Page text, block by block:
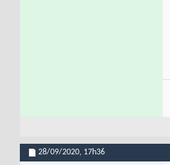
28/09/2020, 17h36